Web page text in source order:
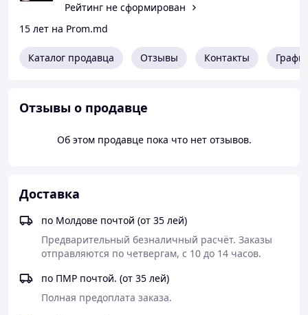
Рейтинг не сформирован
15 лет на Prom.md
Каталог продавца Отзывы Контакты
Отзывы о продавце
Об этом продавце пока что нет отзывов.
Доставка
по Молдове почтой (от 35 лей)
Предварительный безналичный расчёт. Заказы
отправляются по четвергам, с 10 до 14 часов.
по ПМР почтой. (от 35 лей)
Полная предоплата заказа.